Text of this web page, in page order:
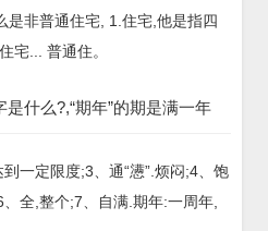
是非普通住宅, 1.住宅,他是指四
宅... 普通住。
是什么?,“期年”的期是满一年
一定限度;3、通“懑”.烦闷;4、饱
全,整个;7、自满.期年:一周年,